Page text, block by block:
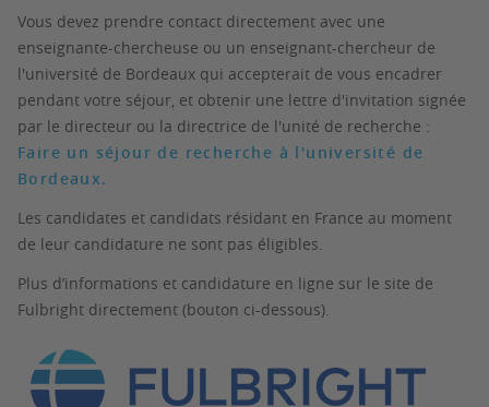
Vous devez prendre contact directement avec une
enseignante-chercheuse ou un enseignant-chercheur de
l'université de Bordeaux qui accepterait de vous encadrer
pendant votre séjour, et obtenir une lettre d'invitation signée
par le directeur ou la directrice de l'unité de recherche :
Faire un séjour de recherche à l'université de
Bordeaux.
Les candidates et candidats résidant en France au moment
de leur candidature ne sont pas éligibles.
Plus d’informations et candidature en ligne sur le site de
Fulbright directement (bouton ci-dessous).